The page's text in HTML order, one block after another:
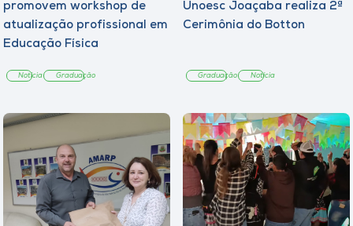
promovem workshop de
atualização profissional em
Educação Física
Notícia Graduação
Unoesc Joaçaba realiza 2ª
Cerimônia do Botton
Graduação Notícia